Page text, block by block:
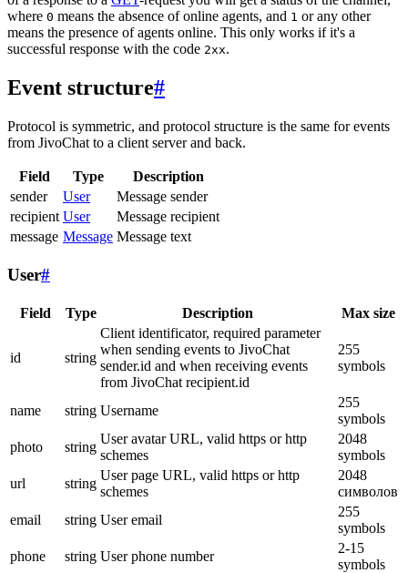
where 0 means the absence of online agents, and 1 or any other
means the presence of agents online. This only works if it's a
successful response with the code 2xx.
Event structure#
Protocol is symmetric, and protocol structure is the same for events
from JivoChat to a client server and back.
Field Type
Description
sender
User
Message sender
recipient User
Message recipient
message Message Message text
User#
Field Type Description Max size
id string
Client identificator, required parameter
when sending events to JivoChat
sender.id and when receiving events
from JivoChat recipient.id
255
symbols
name string Username
255
symbols
photo
string
User avatar URL, valid https or http
schemes
2048
symbols
url
string
User page URL, valid https or http
schemes
2048
символов
email
string User email
255
symbols
phone
string User phone number
2-15
symbols